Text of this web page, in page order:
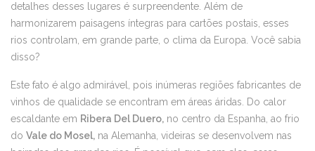
detalhes desses lugares é surpreendente. Além de
harmonizarem paisagens íntegras para cartões postais, esses
rios controlam, em grande parte, o clima da Europa. Você sabia
disso?
Este fato é algo admirável, pois inúmeras regiões fabricantes de
vinhos de qualidade se encontram em áreas áridas. Do calor
escaldante em Ribera Del Duero, no centro da Espanha, ao frio
do Vale do Mosel, na Alemanha, videiras se desenvolvem nas